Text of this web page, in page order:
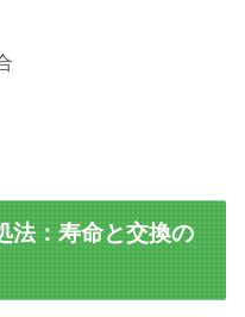
法：寿命と交換の